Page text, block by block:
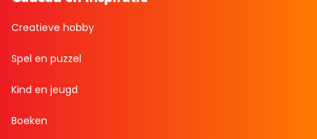
Creatieve hobby
Spel en puzzel
Kind en jeugd
Boeken